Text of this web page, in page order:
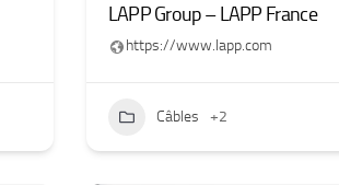
LAPP Group – LAPP France
https://www.lapp.com
Câbles +2